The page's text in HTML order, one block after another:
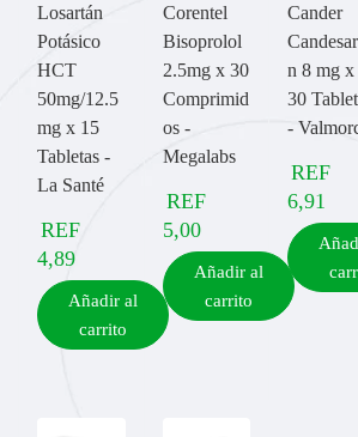
Losartán
Potásico
HCT
50mg/12.5
mg x 15
Tabletas -
La Santé
REF
4,89
Añadir al
carrito
Corentel
Bisoprolol
2.5mg x 30
Comprimid
os -
Megalabs
REF
5,00
Añadir al
carrito
Cander
n 8 mg x
30
-
REF
6,91